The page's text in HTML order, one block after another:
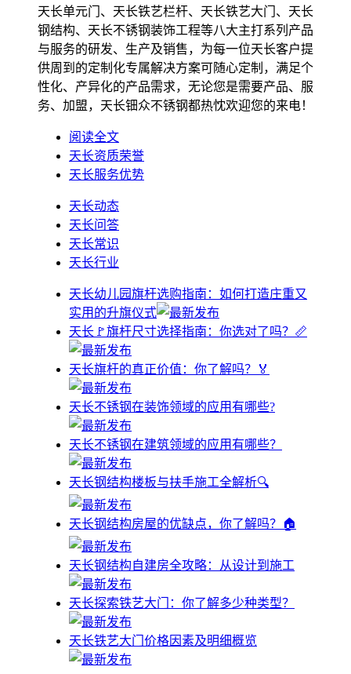
天长单元门、天长铁艺栏杆、天长铁艺大门、天长
钢结构、天长不锈钢装饰工程等八大主打系列产品
与服务的研发、生产及销售，为每一位天长客户提
供周到的定制化专属解决方案可随心定制，满足个
性化、产异化的产品需求，无论您是需要产品、服
务、加盟，天长钿众不锈钢都热忱欢迎您的来电！
阅读全文
天长资质荣誉
天长服务优势
天长动态
天长问答
天长常识
天长行业
天长幼儿园旗杆选购指南：如何打造庄重又
实用的升旗仪式
天长🚩旗杆尺寸选择指南：你选对了吗？📏
天长旗杆的真正价值：你了解吗？🏅
天长不锈钢在装饰领域的应用有哪些?
天长不锈钢在建筑领域的应用有哪些？
天长钢结构楼板与扶手施工全解析🔍
天长钢结构房屋的优缺点，你了解吗？🏠
天长钢结构自建房全攻略：从设计到施工
天长探索铁艺大门：你了解多少种类型？
天长铁艺大门价格因素及明细概览